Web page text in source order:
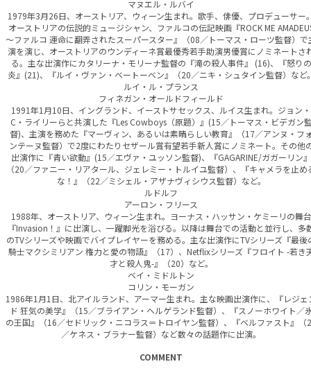
マヌエル・ルバイ
1979年3月26日、オーストリア、ウィーン生まれ。歌手、俳優、プロデューサー
オーストリアの伝説的ミュージシャン、ファルコの伝記映画『ROCK ME
～ファルコ 運命に翻弄されたスーパースター』（08／トーマス・ローツ監督）で
演を演じ、オーストリアのウンディーネ賞最優秀若手助演男優賞にノミネートさ
る。主な出演作にカタリーナ・モリーナ監督の『滝の殺人事件』 (16)、『怒りの
炎』(21)、『ルイ・ヴァン・ベートーベン』（20／ニキ・シュタイン監督）など
ルイ・ル・プランス
フィネガン・オールドフィールド
1991年1月10日、イングランド、イーストサセックス、ルイス生まれ。ジョン・
C・ライリーらと共演した『Les Cowboys（原題）』(15／トーマス・ビデガン
督)、主演を務めた『マーヴィン、あるいは素晴らしい教育』（17／アンヌ・フ
ンテーヌ監督）で2度にわたりセザール賞有望若手新人賞にノミネート。その他
出演作に『青い欲動』(15／エヴァ・ユッソン監督)、『GAGARINE/ガガーリン』
（20／ファニー・リアタール、ジェレミー・トルイユ監督）、『キャメラを止め
な！』（22／ミシェル・アザナヴィシウス監督）など。
ルドルフ
アーロン・フリース
1988年、オーストリア、ウィーン生まれ。ヨーナス・ハッサン・ケミーリの舞台
『Invasion！』に出演し、一躍脚光を浴びる。以降は舞台での活動と並行し、多
のTVシリーズや映画でバイプレイヤーを務める。主な出演作にTVシリーズ『最後
騎士マクシミリアン 権力と愛の物語』（17）、Netflixシリーズ『フロイト -若き
才と殺人鬼-』（20）など。
ベイ・ミドルトン
コリン・モーガン
1986年1月1日、北アイルランド、アーマー生まれ。主な映画出演作に、『レジェ
ド 狂気の美学』（15／ブライアン・ヘルゲランド監督）、『スノーホワイト／
の王国』（16／セドリック・ニコラス＝トロイヤン監督）、『ベルファスト』（
／ケネス・ブラナー監督）など数々の話題作に出演。
COMMENT